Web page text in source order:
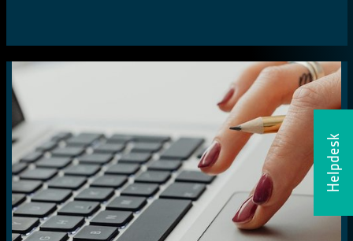
Helpdesk